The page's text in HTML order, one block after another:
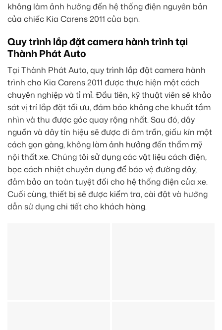
không làm ảnh hưởng đến hệ thống điện nguyên bản
của chiếc Kia Carens 2011 của bạn.
Quy trình lắp đặt camera hành trình tại
Thành Phát Auto
Tại Thành Phát Auto, quy trình lắp đặt camera hành
trình cho Kia Carens 2011 được thực hiện một cách
chuyên nghiệp và tỉ mỉ. Đầu tiên, kỹ thuật viên sẽ khảo
sát vị trí lắp đặt tối ưu, đảm bảo không che khuất tầm
nhìn và thu được góc quay rộng nhất. Sau đó, dây
nguồn và dây tín hiệu sẽ được đi âm trần, giấu kín một
cách gọn gàng, không làm ảnh hưởng đến thẩm mỹ
nội thất xe. Chúng tôi sử dụng các vật liệu cách điện,
bọc cách nhiệt chuyên dụng để bảo vệ đường dây,
đảm bảo an toàn tuyệt đối cho hệ thống điện của xe.
Cuối cùng, thiết bị sẽ được kiểm tra, cài đặt và hướng
dẫn sử dụng chi tiết cho khách hàng.